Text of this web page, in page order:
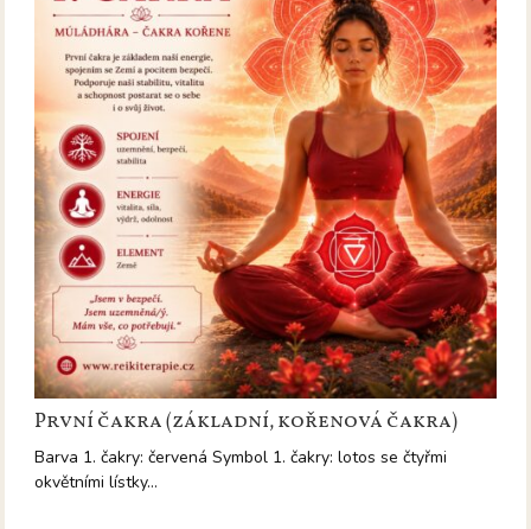
První čakra (základní, kořenová čakra)
Barva 1. čakry: červená Symbol 1. čakry: lotos se čtyřmi
okvětními lístky…